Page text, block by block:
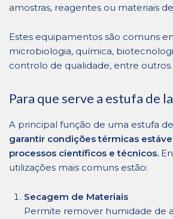
amostras, reagentes ou materiais
Estes equipamentos são comuns
microbiologia, química,
controlo de qualidade, entre outros.
Para que serve a estufa de
A principal função de uma estufa
garantir condições térmicas
processos científicos e técnicos.
utilizações mais comuns estão:
Secagem de Materiais
Permite remover humidade de